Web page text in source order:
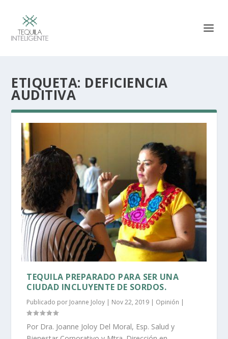
ETIQUETA: DEFICIENCIA
AUDITIVA
TEQUILA PREPARADO PARA SER UNA
CIUDAD INCLUYENTE DE SORDOS.
Publicado por Joanne Joloy | Nov 22, 2019 | Opinión |
Por Dra. Joanne Joloy Del Moral, Esp. Salud y